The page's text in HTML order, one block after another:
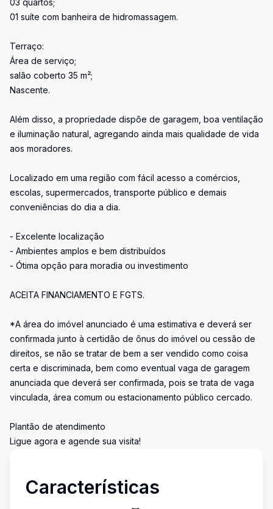
03 quartos;
01 suíte com banheira de hidromassagem.
Terraço:
Área de serviço;
salão coberto 35 m²;
Nascente.
Além disso, a propriedade dispõe de garagem, boa ventilação
e iluminação natural, agregando ainda mais qualidade de vida
aos moradores.
Localizado em uma região com fácil acesso a comércios,
escolas, supermercados, transporte público e demais
conveniências do dia a dia.
- Excelente localização
- Ambientes amplos e bem distribuídos
- Ótima opção para moradia ou investimento
ACEITA FINANCIAMENTO E FGTS.
*A área do imóvel anunciado é uma estimativa e deverá ser
confirmada junto à certidão de ônus do imóvel ou cessão de
direitos, se não se tratar de bem a ser vendido como coisa
certa e discriminada, bem como eventual vaga de garagem
anunciada que deverá ser confirmada, pois se trata de vaga
vinculada, área comum ou estacionamento público cercado.
Plantão de atendimento
Ligue agora e agende sua visita!
Características